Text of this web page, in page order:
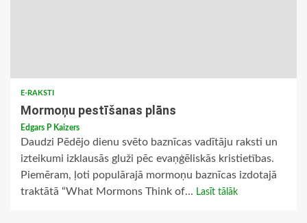
E-RAKSTI
Mormoņu pestīšanas plāns
Edgars P Kaizers
Daudzi Pēdējo dienu svēto baznīcas vadītāju raksti un
izteikumi izklausās gluži pēc evaņģēliskās kristietības.
Piemēram, ļoti populārajā mormoņu baznīcas izdotajā
traktātā “What Mormons Think of... Lasīt tālāk